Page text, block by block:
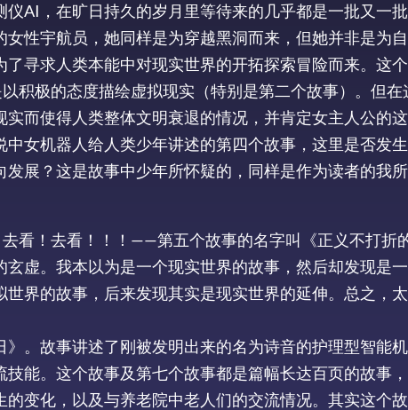
AI，在旷日持久的岁月里等待来的几乎都是一批又一
性宇航员，她同样是为穿越黑洞而来，但她并非是为
寻求人类本能中对现实世界的开拓探索冒险而来。这
积极的态度描绘虚拟现实（特别是第二个故事）。但
实而使得人类整体文明衰退的情况，并肯定女主人公的
女机器人给人类少年讲述的第四个故事，这里是否发
展？这是故事中少年所怀疑的，同样是作为读者的我所
看！去看！！！——第五个故事的名字叫《正义不打折
虚。我本以为是一个现实世界的故事，然后却发现是
界的故事，后来发现其实是现实世界的延伸。总之，
。故事讲述了刚被发明出来的名为诗音的护理型智能
能。这个故事及第七个故事都是篇幅长达百页的故事
变化，以及与养老院中老人们的交流情况。其实这个